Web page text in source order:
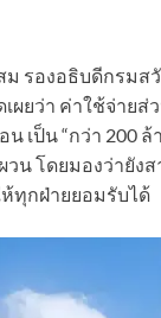
ม รองอธิบดีกรมส
ผยว่า ค่าใช้จ่ายส่
เป็น “กว่า 200
น โดยมองว่ายัง
ทุกฝ่ายยอมรับได้